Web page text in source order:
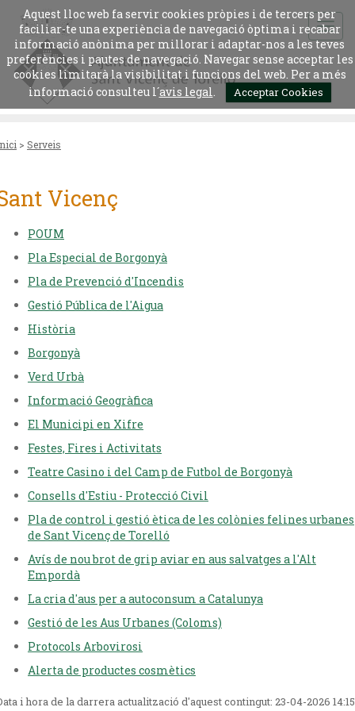
Aquest lloc web fa servir cookies pròpies i de tercers per
faciliar-te una experiència de navegació òptima i recabar
informació anònima per millorar i adaptar-nos a les teves
preferències i pautes de navegació. Navegar sense acceptar les
cookies limitarà la visibilitat i funcions del web. Per a més
informació consulteu l´avis legal. Acceptar Cookies
> Serveis
Vicenç
POUM
Pla Especial de Borgonyà
Pla de Prevenció d'Incendis
Gestió Pública de l'Aigua
Història
Borgonyà
Verd Urbà
Informació Geogràfica
El Municipi en Xifre
Festes, Fires i Activitats
Teatre Casino i del Camp de Futbol de Borgonyà
Consells d'Estiu - Protecció Civil
Pla de control i gestió ètica de les colònies felines urbanes
de Sant Vicenç de Torelló
Avís de nou brot de grip aviar en aus salvatges a l'Alt
Empordà
La cria d'aus per a autoconsum a Catalunya
Gestió de les Aus Urbanes (Coloms)
Protocols Arbovirosi
Alerta de productes cosmètics
i hora de la darrera actualització d'aquest contingut: 23-04-2026 14:15